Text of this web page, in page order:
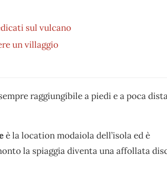
sul vulcano
un villaggio
raggiungibile a piedi e a poca
è la location modaiola dell’isola ed è
la spiaggia diventa una affollata